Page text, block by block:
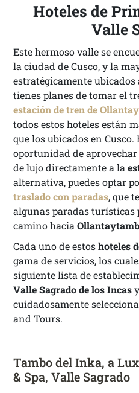
Hoteles de
Valle
Este hermoso valle se
la ciudad de Cusco, y la
estratégicamente
tienes planes de tomar el
estación de tren de
todos estos hoteles están
que los ubicados en
oportunidad de
de lujo directamente a la
alternativa, puedes optar
traslado con paradas, que
algunas paradas turísticas
camino hacia
Cada uno de estoshoteles
gama de servicios, los
siguiente lista de
Valle Sagrado de los Incasy
cuidadosamente
and Tours.
Tambo del Inka, a
& Spa, Valle Sagrado